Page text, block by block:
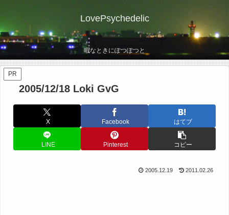
LovePsychedelic
暇なときにぽつぽつと
PR
2005/12/18 Loki GvG
X Facebook はてブ
LINE Pinterest コピー
2005.12.19 2011.02.26